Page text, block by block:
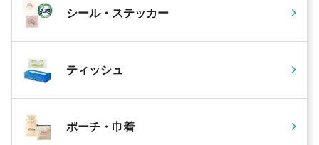
シール・ステッカー
ティッシュ
ポーチ・巾着